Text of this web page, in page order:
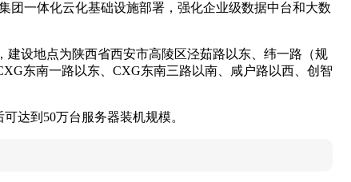
团一体化云化基础设施部署，强化企业级数据中台和大数
建设地点为陕西省西安市高陵区泾茹路以东、纬一路（规
东南一路以东、CXG东南三路以南、咸户路以西、创智
达到50万台服务器装机规模。